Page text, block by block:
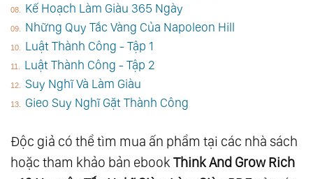
Kế Hoạch Làm Giàu 365 Ngày
Những Quy Tắc Vàng Của Napoleon Hill
Luật Thành Công - Tập 1
Luật Thành Công - Tập 2
Suy Nghĩ Và Làm Giàu
Gieo Suy Nghĩ Gặt Thành Công
Độc giả có thể tìm mua ấn phẩm tại các nhà sách
hoặc tham khảo bản ebook Think And Grow Rich